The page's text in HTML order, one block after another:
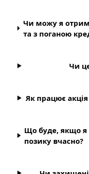
Чи можу я
та з поганою
Чи
Як працює
Що буде, якщо я
позику вчасно?